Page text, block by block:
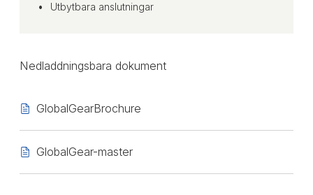
Utbytbara anslutningar
Nedladdningsbara dokument
GlobalGearBrochure
GlobalGear-master